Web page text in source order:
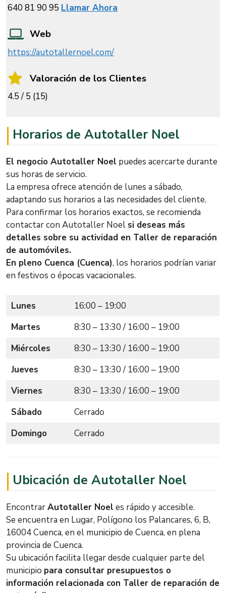
640 81 90 95 Llamar Ahora
Web
https://autotallernoel.com/
Valoración de los Clientes
4.5 / 5 (15)
Horarios de Autotaller Noel
El negocio Autotaller Noel puedes acercarte durante
sus horas de servicio.
La empresa ofrece atención de lunes a sábado,
adaptando sus horarios a las necesidades del cliente.
Para confirmar los horarios exactos, se recomienda
contactar con Autotaller Noel si deseas más
detalles sobre su actividad en Taller de reparación
de automóviles.
En pleno Cuenca (Cuenca), los horarios podrían variar
en festivos o épocas vacacionales.
Lunes
16:00 – 19:00
Martes
8:30 – 13:30 / 16:00 – 19:00
Miércoles
8:30 – 13:30 / 16:00 – 19:00
Jueves
8:30 – 13:30 / 16:00 – 19:00
Viernes
8:30 – 13:30 / 16:00 – 19:00
Sábado
Cerrado
Domingo
Cerrado
Ubicación de Autotaller Noel
EncontrarAutotaller Noel es rápido y accesible.
Se encuentra en Lugar, Polígono los Palancares, 6, B,
16004 Cuenca, en el municipio de Cuenca, en plena
provincia de Cuenca.
Su ubicación facilita llegar desde cualquier parte del
municipio para consultar presupuestos o
información relacionada con Taller de reparación de